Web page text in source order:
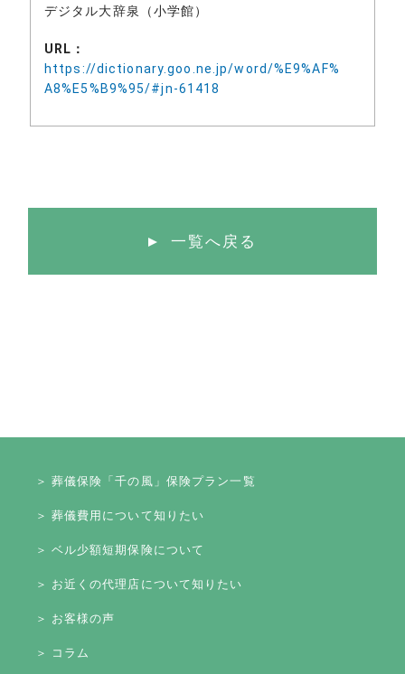
デジタル大辞泉（小学館）
URL：
https://dictionary.goo.ne.jp/word/%E9%AF%
A8%E5%B9%95/#jn-61418
一覧へ戻る
＞ 葬儀保険「千の風」保険プラン一覧
＞ 葬儀費用について知りたい
＞ ベル少額短期保険について
＞ お近くの代理店について知りたい
＞ お客様の声
＞ コラム